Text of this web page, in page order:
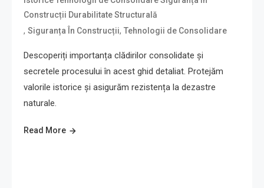
Construcții Durabilitate Structurală
, Siguranța În Construcții, Tehnologii de Consolidare
Descoperiți importanța clădirilor consolidate și
secretele procesului în acest ghid detaliat. Protejăm
valorile istorice și asigurăm rezistența la dezastre
naturale.
Read More